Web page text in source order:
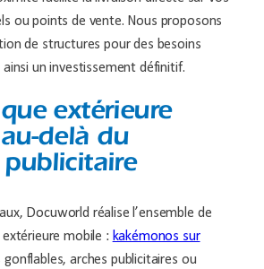
ou points de vente. Nous proposons
de structures pour des besoins
un investissement définitif.
extérieure
delà du
Docuworld réalise l’ensemble de
mobile : kakémonos sur
arches publicitaires ou